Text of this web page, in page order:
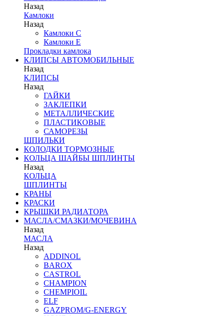
Назад
Камлоки
Назад
Камлоки C
Камлоки Е
Прокладки камлока
КЛИПСЫ АВТОМОБИЛЬНЫЕ
Назад
КЛИПСЫ
Назад
ГАЙКИ
ЗАКЛЕПКИ
МЕТАЛЛИЧЕСКИЕ
ПЛАСТИКОВЫЕ
САМОРЕЗЫ
ШПИЛЬКИ
КОЛОДКИ ТОРМОЗНЫЕ
КОЛЬЦА ШАЙБЫ ШПЛИНТЫ
Назад
КОЛЬЦА
ШПЛИНТЫ
КРАНЫ
КРАСКИ
КРЫШКИ РАДИАТОРА
МАСЛА/СМАЗКИ/МОЧЕВИНА
Назад
МАСЛА
Назад
ADDINOL
BAROX
CASTROL
CHAMPION
CHEMPIOIL
ELF
GAZPROM/G-ENERGY